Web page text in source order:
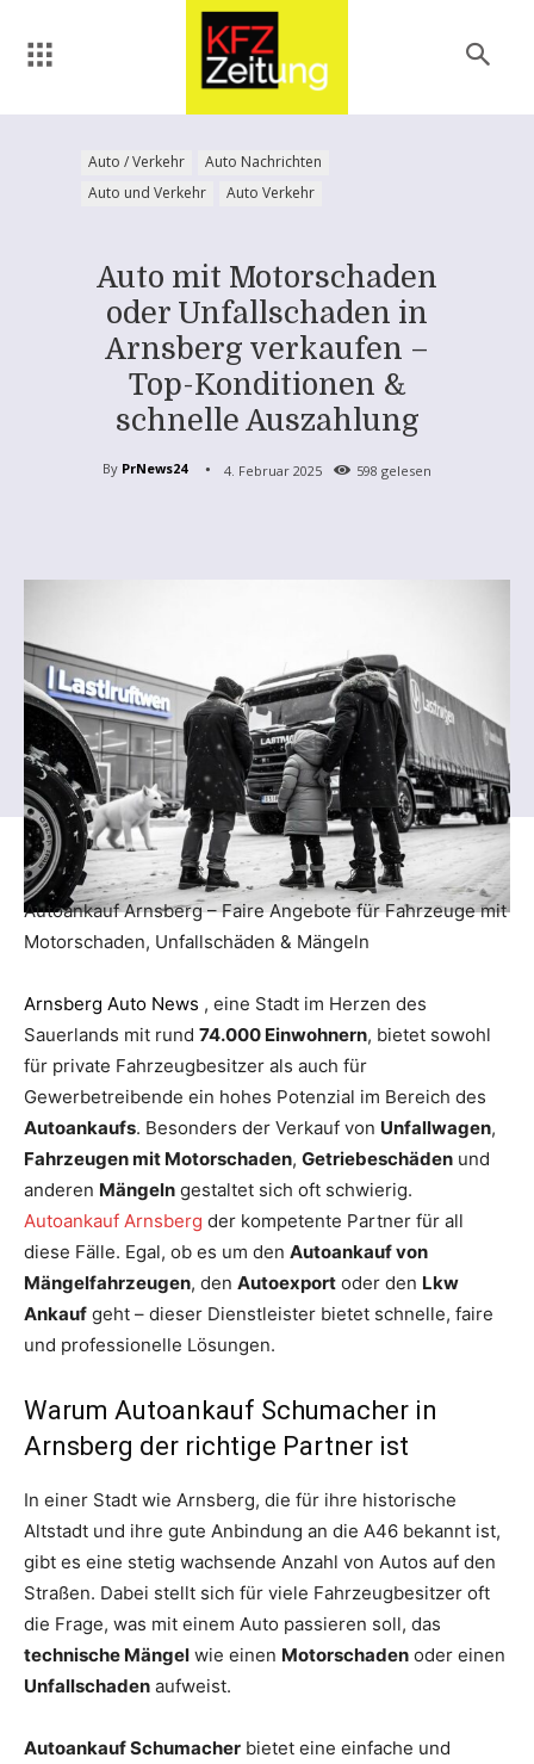
Auto / Verkehr
Auto Nachrichten
Auto und Verkehr
Auto Verkehr
Auto mit Motorschaden
oder Unfallschaden in
Arnsberg verkaufen –
Top-Konditionen &
schnelle Auszahlung
By PrNews24 4. Februar 2025 598 gelesen
Autoankauf Arnsberg – Faire Angebote für Fahrzeuge mit
Motorschaden, Unfallschäden & Mängeln
Arnsberg Auto News , eine Stadt im Herzen des
Sauerlands mit rund 74.000 Einwohnern, bietet sowohl
für private Fahrzeugbesitzer als auch für
Gewerbetreibende ein hohes Potenzial im Bereich des
Autoankaufs. Besonders der Verkauf von Unfallwagen,
Fahrzeugen mit Motorschaden, Getriebeschäden und
anderen Mängeln gestaltet sich oft schwierig.
Autoankauf Arnsberg der kompetente Partner für all
diese Fälle. Egal, ob es um den Autoankauf von
Mängelfahrzeugen, den Autoexport oder den Lkw
Ankauf geht – dieser Dienstleister bietet schnelle, faire
und professionelle Lösungen.
Warum Autoankauf Schumacher in
Arnsberg der richtige Partner ist
In einer Stadt wie Arnsberg, die für ihre historische
Altstadt und ihre gute Anbindung an die A46 bekannt ist,
gibt es eine stetig wachsende Anzahl von Autos auf den
Straßen. Dabei stellt sich für viele Fahrzeugbesitzer oft
die Frage, was mit einem Auto passieren soll, das
technische Mängel wie einen Motorschaden oder einen
Unfallschaden aufweist.
Autoankauf Schumacher bietet eine einfache und